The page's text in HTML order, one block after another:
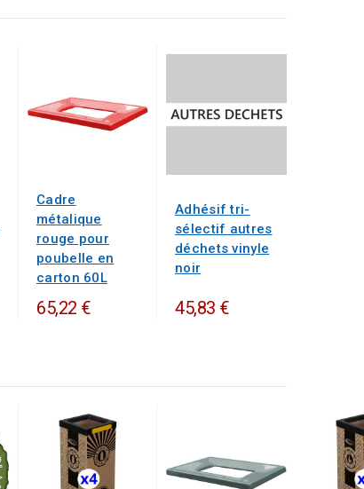
Cadre
métalique
rouge pour
poubelle en
carton 60L
65,22 €
Adhésif tri-
sélectif autres
déchets vinyle
noir
45,83 €